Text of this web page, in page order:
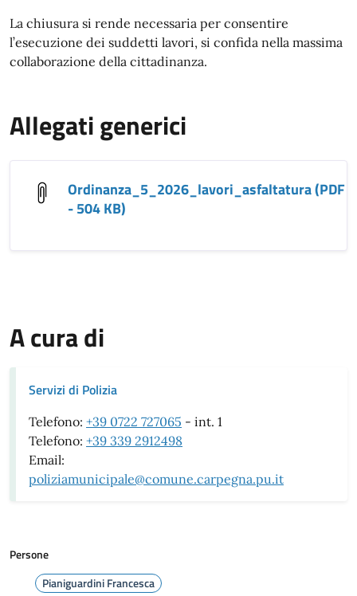
La chiusura si rende necessaria per consentire
l’esecuzione dei suddetti lavori, si confida nella massima
collaborazione della cittadinanza.
Allegati generici
Ordinanza_5_2026_lavori_asfaltatura (PDF
- 504 KB)
A cura di
Servizi di Polizia
Telefono: +39 0722 727065 - int. 1
Telefono: +39 339 2912498
Email:
poliziamunicipale@comune.carpegna.pu.it
Persone
Pianiguardini Francesca